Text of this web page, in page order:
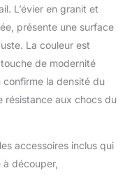
La CUVE
des
de 840x400
pour une
de
Vous pourrez y
problème une
et moules non
permet
L’évier en granit et
présente une surface
La couleur est
de modernité
confirme la densité du
résistance aux chocs du
accessoires inclus qui
découper,